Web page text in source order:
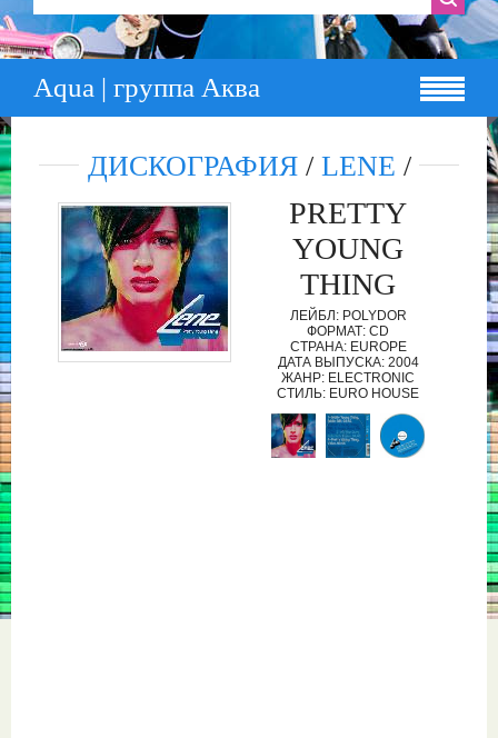
Aqua | группа Аква
ДИСКОГРАФИЯ/ LENE /
PRETTY
YOUNG
THING
ЛЕЙБЛ: POLYDOR
ФОРМАТ: CD
СТРАНА: EUROPE
ДАТА ВЫПУСКА: 2004
ЖАНР: ELECTRONIC
СТИЛЬ: EURO HOUSE